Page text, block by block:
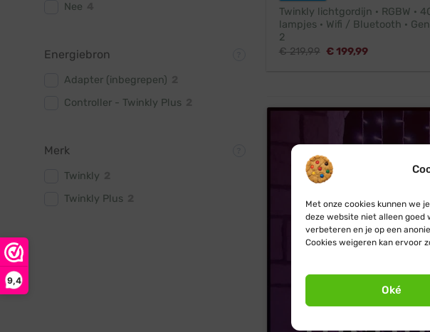
Met onze cookies kunnen we
deze website niet alleen goed
verbeteren en je op een
Cookies weigeren kan ervoor
Oké
9,4
Nee
Energiebron
Adapter (inbegrepen)
Controller - Twinkly Plus
Merk
Twinkly
Twinkly Plus
Twinkly lichtgordijn · RGBW ·
lampjes · Wifi / Bluetooth ·
2
€219,99 Oorspronkelijke
€199,99Huidige